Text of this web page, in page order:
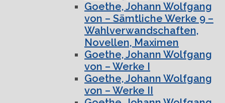
Goethe, Johann Wolfgang
von – Sämtliche Werke 9 –
Wahlverwandschaften,
Novellen, Maximen
Goethe, Johann Wolfgang
von – Werke I
Goethe, Johann Wolfgang
von – Werke II